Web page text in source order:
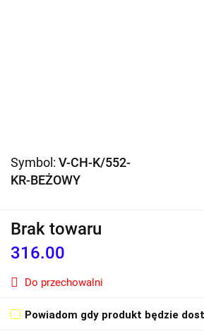
Symbol: V-CH-K/552-
KR-BEŻOWY
Brak towaru
316.00
Do przechowalni
Powiadom gdy produkt będzie